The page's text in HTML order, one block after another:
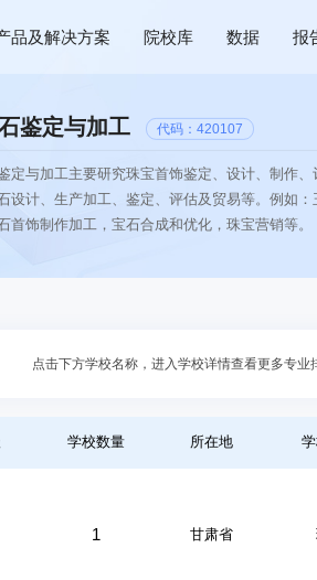
品及解决方案 院校库 数据 报
鉴定与加工 代码：420107
定与加工主要研究珠宝首饰鉴定、设计、制作
设计、生产加工、鉴定、评估及贸易等。例如
首饰制作加工，宝石合成和优化，珠宝营销等
点击下方学校名称，进入学校详情查看更多专业
学校数量 所在地
1 甘肃省